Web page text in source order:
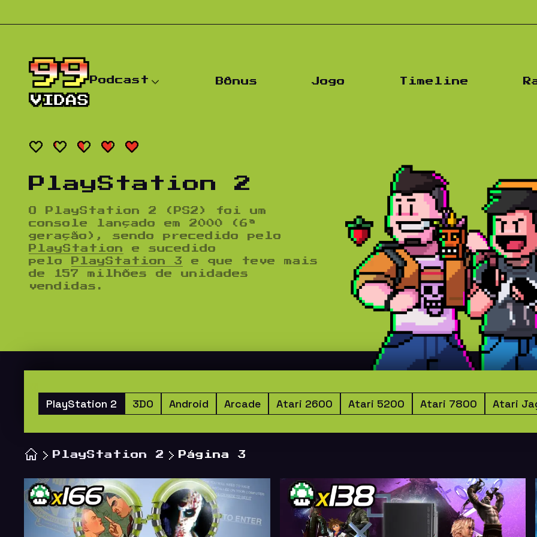
Podcast Bônus Jogo Timeline
PlayStation 2
O PlayStation 2
(PS2) foi um
console lançado em 2000 (6ª
geração), sendo precedido pelo
PlayStation
e sucedido
pelo
PlayStation 3
e que teve mais
de 157 milhões de unidades
vendidas.
3DO Android Arcade Atari 2600 Atari 5200 Atari 7800 Atari
PlayStation 2
PlayStation 2 Página 3